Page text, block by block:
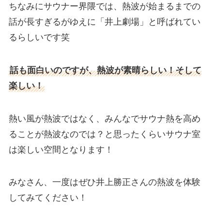
ちなみにサウナー界隈では、熱波が始まるまでの
話が長すぎるがゆえに「井上劇場」と呼ばれてい
るらしいです笑
話も面白いのですが、熱波が素晴らしい！そして
楽しい！
熱い風が熱波ではなく、みんなでサウナ熱を高め
ることが熱波なのでは？と思ったくらいサウナ室
は楽しい空間となります！
みなさん、一度はぜひ井上勝正さんの熱波を体験
してみてください！